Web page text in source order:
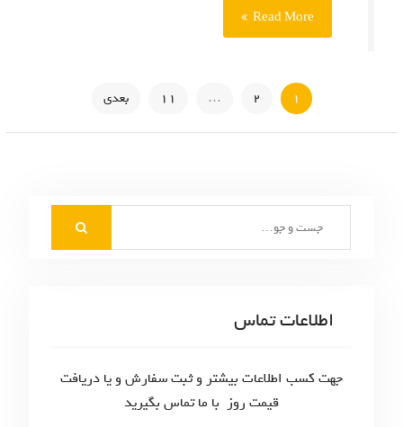
Read More
ا
1
2
…
11 بعدی
اطلاعات تماس
جهت کسب اطلاعات بیشتر و ثبت سفارش و یا دریافت
قیمت روز با ما تماس بگیرید